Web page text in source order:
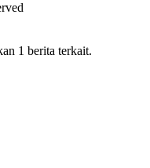
1 berita terkait.